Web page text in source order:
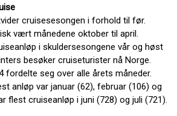
cruisesesongen i forhold til før.
vært månedene oktober til april.
i skuldersesongene vår og høst
besøker cruiseturister nå Norge.
fordelte seg over alle årets måneder.
anløp var januar (62), februar (106) og
flest cruiseanløp i juni (728) og juli (721).